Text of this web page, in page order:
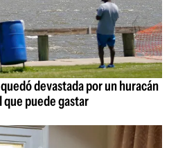
quedó devastada por un huracán
puede gastar